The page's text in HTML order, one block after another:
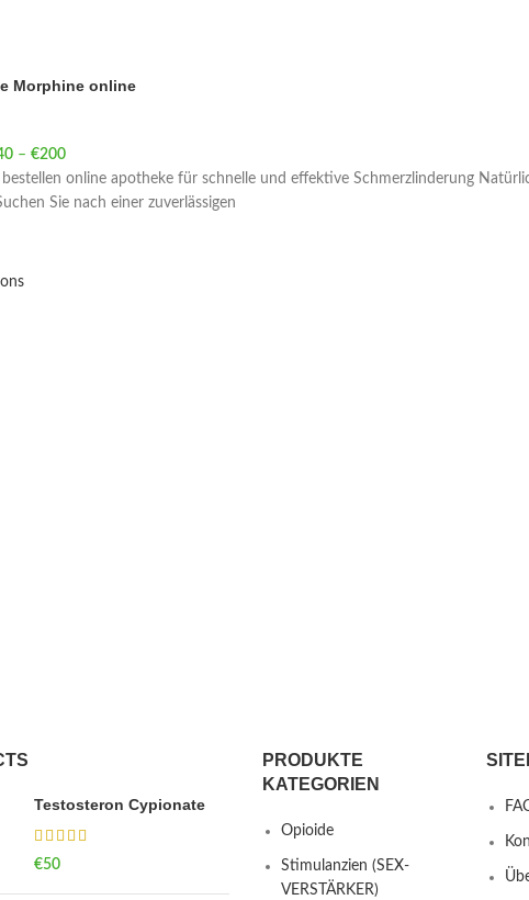
Morphine online
– €200Price range: €40 through €200
online apotheke für schnelle und effektive Schmerzlinderung
Sie nach einer zuverlässigen
Testosteron Cypionate
€50
PRODUKTE
KATEGORIEN
Opioide
Stimulanzien (SEX-
VERSTÄRKER)